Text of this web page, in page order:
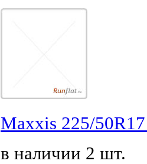
Maxxis 225/
в наличии 2 шт.